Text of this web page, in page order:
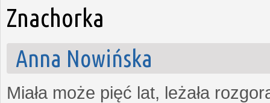
Znachorka
Anna Nowińska
Miała może pięć lat, leżała